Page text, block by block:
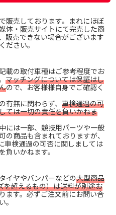
販売しております。まれにほぼ
体・販売サイトにて完売した商
販売できない場合がございます
ださい。
載の取付車種はご参考程度でお
マッチングについては保証はし
ので、お客様様自身でご確認く
有無に関わらず、 車検通過の可
ては一切の責任を負いかねま
には一部、競技用パーツや一般
の商品も含まれておりますが、
車検通過の可否に関しましては
負いかねます。
イヤやバンパーなどの大型商品
を超えるもの）は送料が別途お
ます。必ずご注文前にお問い合
。